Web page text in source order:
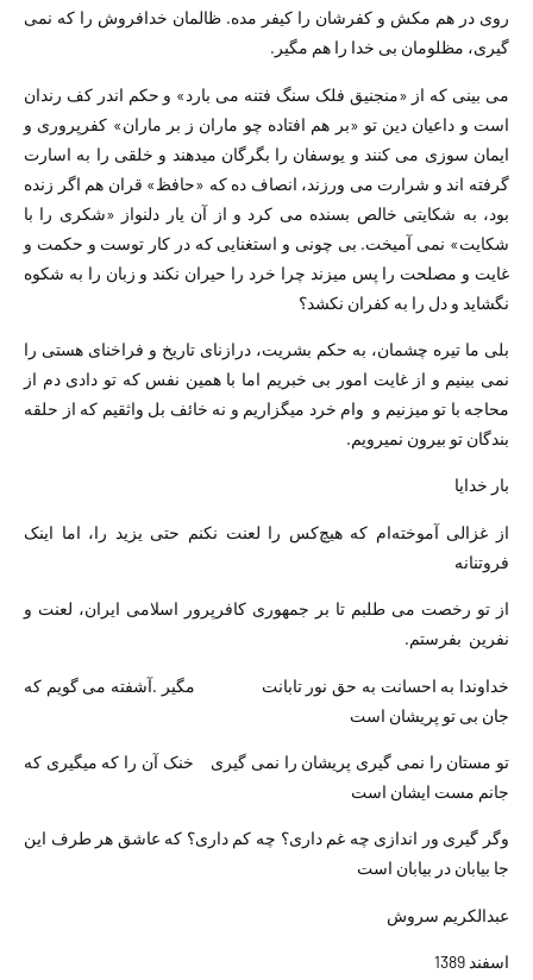
روی در هم مکش و کفرشان را کیفر مده. ظالمان خدافروش را که نمی
گیری، مظلومان بی خدا را هم مگیر.
می بینی که از «منجنیق فلک سنگ فتنه می بارد» و حکم اندر کف رندان
است و داعیان دین تو «بر هم افتاده چو ماران ز بر ماران» کفرپروری و
ایمان سوزی می کنند و یوسفان را بگرگان میدهند و خلقی را به اسارت
گرفته اند و شرارت می ورزند، انصاف ده که «حافظ» قران هم اگر زنده
بود، به شکایتی خالص بسنده می کرد و از آن یار دلنواز «شکری را با
شکایت» نمی آمیخت. بی چونی و استغنایی که در کار توست و حکمت و
غایت و مصلحت را پس میزند چرا خرد را حیران نکند و زبان را به شکوه
نگشاید و دل را به کفران نکشد؟
بلی ما تیره چشمان، به حکم بشریت، درازنای تاریخ و فراخنای هستی را
نمی بینیم و از غایت امور بی خبریم اما با همین نفس که تو دادی دم از
محاجه با تو میزنیم و وام خرد میگزاریم و نه خائف بل واثقیم که از حلقه
بندگان تو بیرون نمیرویم.
بار خدایا
از غزالی آموخته‌ام که هیچ‌کس را لعنت نکنم حتی یزید را، اما اینک
فروتنانه
از تو رخصت می طلبم تا بر جمهوری کافرپرور اسلامی ایران، لعنت و
نفرین بفرستم.
خداوندا به احسانت به حق نور تابانت مگیر .آشفته می گویم که
جان بی تو پریشان است
تو مستان را نمی گیری پریشان را نمی گیری خنک آن را که میگیری که
جانم مست ایشان است
وگر گیری ور اندازی چه غم داری؟ چه کم داری؟ که عاشق هر طرف این
جا بیابان در بیابان است
عبدالکریم سروش
اسفند 1389